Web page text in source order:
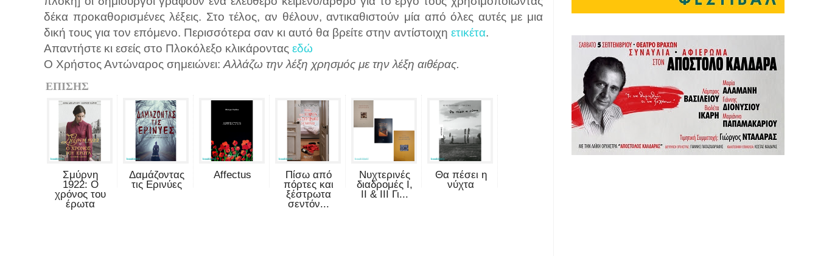
δέκα προκαθορισμένες λέξεις. Στο τέλος, αν θέλουν, αντικαθιστούν μία από όλες αυτές με μια
δική τους για τον επόμενο. Περισσότερα σαν κι αυτό θα βρείτε στην αντίστοιχη ετικέτα.
Απαντήστε κι εσείς στο Πλοκόλεξο κλικάροντας εδώ
Ο Χρήστος Αντώναρος σημειώνει: Αλλάζω την λέξη χρησμός με την λέξη αιθέρας.
ΕΠΙΣΗΣ
Σμύρνη
1922: Ο
χρόνος του
έρωτα
Δαμάζοντας
τις Ερινύες
Affectus
Πίσω από
πόρτες και
ξέστρωτα
σεντόν...
Νυχτερινές
διαδρομές Ι,
ΙΙ & ΙΙΙ Γι...
Θα πέσει η
νύχτα